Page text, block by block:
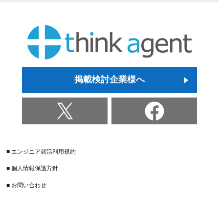
掲載検討企業様へ
■ エンジニア就活利用規約
■ 個人情報保護方針
■ お問い合わせ